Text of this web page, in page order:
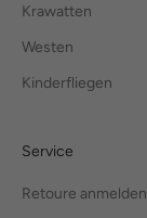
Krawatten
Westen
Kinderfliegen
Service
Retoure anmelden